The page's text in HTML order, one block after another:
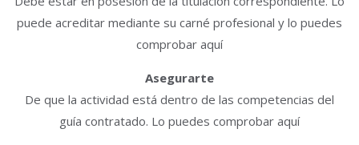
puede acreditar mediante su carné profesional y lo puedes
comprobar aquí
Asegurarte
De que la actividad está dentro de las competencias del
guía contratado. Lo puedes comprobar aquí